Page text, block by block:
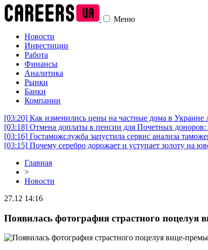
Меню
Новости
Инвестиции
Работа
Финансы
Аналитика
Рынки
Банки
Компании
[03:20] Как изменились цены на частные дома в Украине
[03:18] Отмена доплаты к пенсии для Почетных доноров:
[03:16] Гостаможслужба запустила сервис анализа
[03:15] Почему серебро дорожает и уступает золоту на
Главная
>
Новости
27.12 14:16
Появилась фотография страстного поцелуя